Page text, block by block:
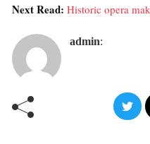
Next Read: Historic opera
admin: